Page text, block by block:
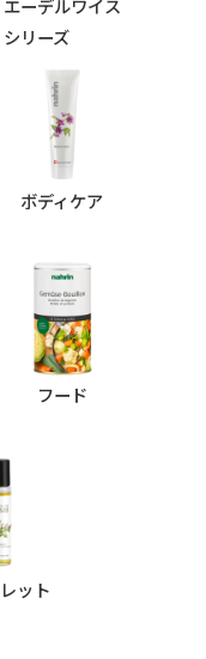
エーデルワイス
シリーズ
ボディケア
フード
ット